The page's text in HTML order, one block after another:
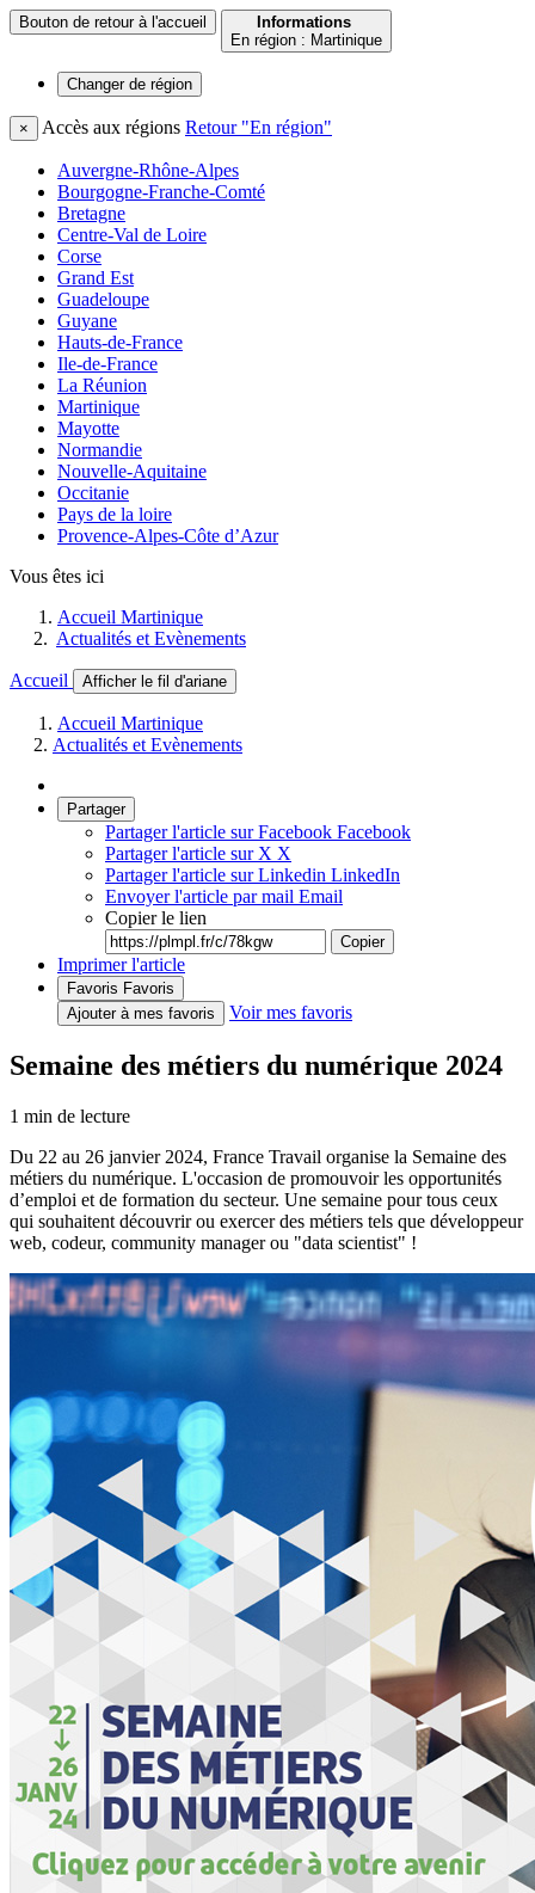
Bouton de retour à l'accueil
Informations
En région : Martinique
Changer de région
× Accès aux régions Retour "En région"
Auvergne-Rhône-Alpes
Bourgogne-Franche-Comté
Bretagne
Centre-Val de Loire
Corse
Grand Est
Guadeloupe
Guyane
Hauts-de-France
Ile-de-France
La Réunion
Martinique
Mayotte
Normandie
Nouvelle-Aquitaine
Occitanie
Pays de la loire
Provence-Alpes-Côte d’Azur
Vous êtes ici
Accueil Martinique
Actualités et Evènements
Accueil Afficher le fil d'ariane
Accueil Martinique
Actualités et Evènements
Partager
Partager l'article sur Facebook Facebook
Partager l'article sur X X
Partager l'article sur Linkedin LinkedIn
Envoyer l'article par mail Email
Copier le lien
Copier
Imprimer l'article
Favoris Favoris
Ajouter à mes favoris
Voir mes favoris
Semaine des métiers du numérique 2024
1 min de lecture
Du 22 au 26 janvier 2024, France Travail organise la Semaine des
métiers du numérique. L'occasion de promouvoir les opportunités
d’emploi et de formation du secteur. Une semaine pour tous ceux
qui souhaitent découvrir ou exercer des métiers tels que développeur
web, codeur, community manager ou "data scientist" !